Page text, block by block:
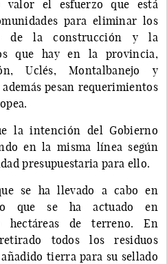
valor el esfuerzo que está
para eliminar los
de la construcción y la
que hay en la provincia,
Uclés, Montalbanejo y
pesan requerimientos
la intención del Gobierno
en la misma línea según
presupuestaria para ello.
se ha llevado a cabo en
que se ha actuado en
hectáreas de terreno. En
todos los residuos
tierra para su sellado